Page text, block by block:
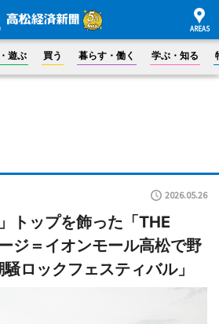
遊ぶ 買う 暮らす・働く 学ぶ・知る
2026.05.26
トップを飾った「THE
ジ＝イオンモール高松で野
ロックフェスティバル」